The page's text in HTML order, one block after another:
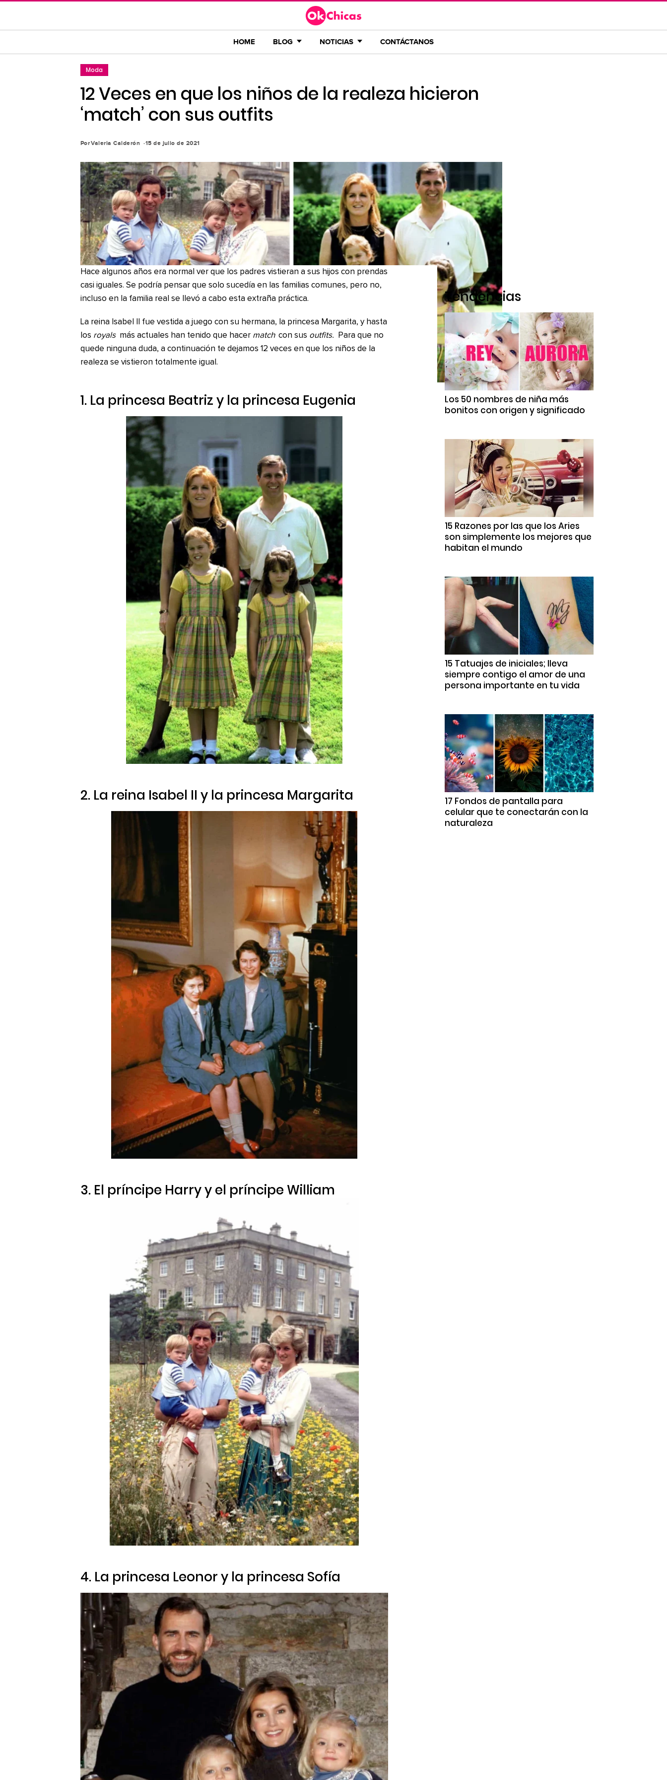
contenido
HOME BLOG NOTICIAS CONTÁCTANOS
Moda
12 Veces en que los niños de la realeza hicieron
‘match’ con sus outfits
PorValeria Calderón 15 de julio de 2021
Hace algunos años era normal ver que los padres vistieran a sus hijos con prendas
casi iguales. Se podría pensar que solo sucedía en las familias comunes, pero no,
incluso en la familia real se llevó a cabo esta extraña práctica.
La reina Isabel II fue vestida a juego con su hermana, la princesa Margarita, y hasta
los royals más actuales han tenido que hacer match con sus outfits.
Para que no
quede ninguna duda, a continuación te dejamos 12 veces en que los niños de la
realeza se vistieron totalmente igual.
1. La princesa Beatriz y la princesa Eugenia
2. La reina Isabel II y la princesa Margarita
3. El príncipe Harry y el príncipe William
4. La princesa Leonor y la princesa Sofía
Tendencias
Los 50 nombres de niña más
bonitos con origen y significado
15 Razones por las que los Aries
son simplemente los mejores que
habitan el mundo
15 Tatuajes de iniciales; lleva
siempre contigo el amor de una
persona importante en tu vida
17 Fondos de pantalla para
celular que te conectarán con la
naturaleza